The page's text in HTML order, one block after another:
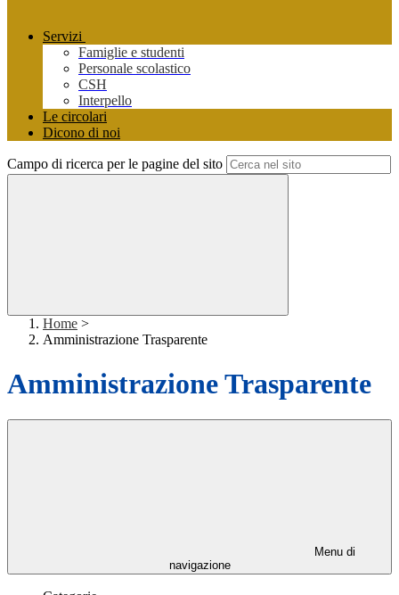
Servizi
Famiglie e studenti
Personale scolastico
CSH
Interpello
Le circolari
Dicono di noi
Campo di ricerca per le pagine del sito
Home >
Amministrazione Trasparente
Amministrazione Trasparente
Menu di
navigazione